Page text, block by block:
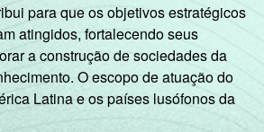
De 45 a 59 anos
De 60 anos ou mais 11
21
para que os objetivos estratégicos
atingidos, fortalecendo seus
a construção de sociedades da
O escopo de atuação do
Latina e os países lusófonos da